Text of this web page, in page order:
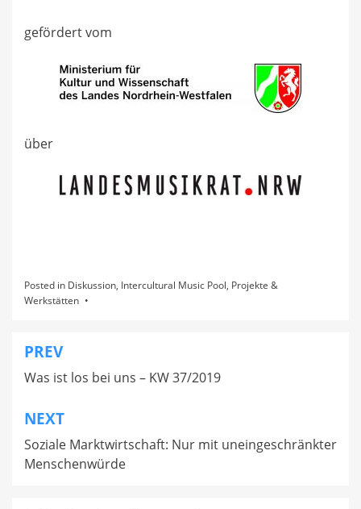
gefördert vom
über
Posted in Diskussion, Intercultural Music Pool, Projekte &
Werkstätten
Beitragsnavigation
PREV
Was ist los bei uns – KW 37/2019
NEXT
Soziale Marktwirtschaft: Nur mit uneingeschränkter
Menschenwürde